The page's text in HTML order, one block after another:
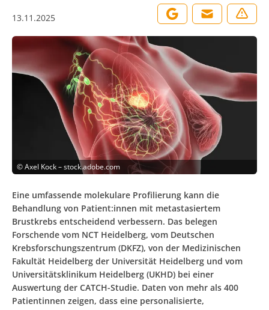
13.11.2025
©Axel Kock – stock.adobe.com
Eine umfassende molekulare Profilierung kann die
Behandlung von Patient:innen mit metastasiertem
Brustkrebs entscheidend verbessern. Das belegen
Forschende vom NCT Heidelberg, vom Deutschen
Krebsforschungszentrum (DKFZ), von der Medizinischen
Fakultät Heidelberg der Universität Heidelberg und vom
Universitätsklinikum Heidelberg (UKHD) bei einer
Auswertung der CATCH-Studie. Daten von mehr als 400
Patientinnen zeigen, dass eine personalisierte,